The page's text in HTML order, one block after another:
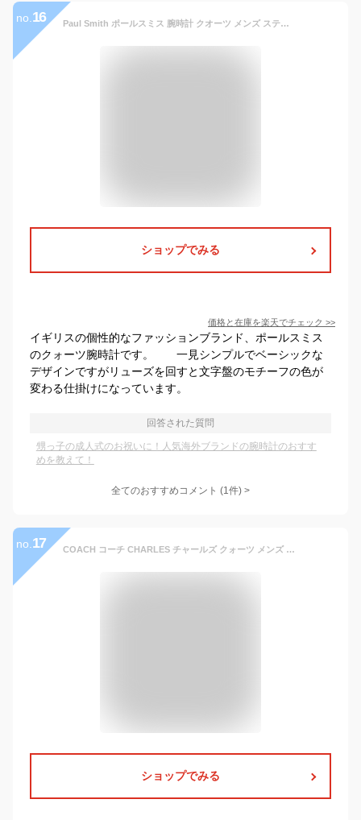
no. 16 Paul Smith ポールスミス 腕時計 クオーツ メンズ ステンレス ブランド プレゼント P10024 P10025
ショップでみる
価格と在庫を楽天でチェック >>
イギリスの個性的なファッションブランド、ポールスミス
のクォーツ腕時計です。 一見シンプルでベーシックな
デザインですがリューズを回すと文字盤のモチーフの色が
変わる仕掛けになっています。
回答された質問
甥っ子の成人式のお祝いに！人気海外ブランドの腕時計のおすす
めを教えて！
全てのおすすめコメント (1件) >
no. 17 COACH コーチ CHARLES チャールズ クォーツ メンズ ブラック 14602634 時計 腕時計 高級腕時計 ブランド
ショップでみる